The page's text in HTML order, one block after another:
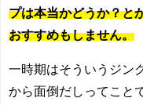
プは本当かどうか？と
おすすめもしません。
一時期はそういうジン
から面倒だしってこと